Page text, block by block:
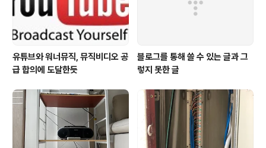
니다. 워낙 포털 웹툰이 인기를..
유튜브와 워너뮤직, 뮤직비디오 공
급 합의에 도달한듯
블로그를 통해 쓸 수 있는 글과 그
렇지 못한 글